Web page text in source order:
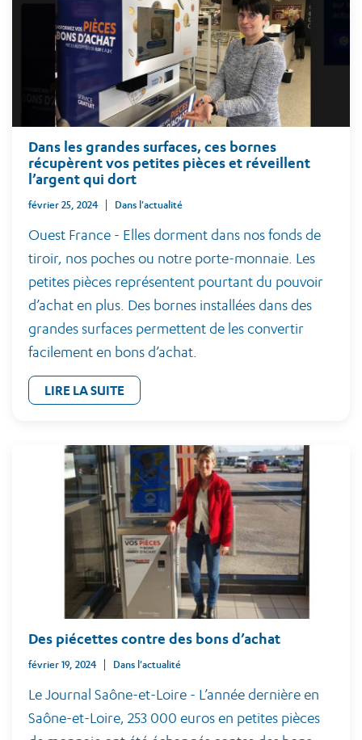
Dans les grandes surfaces, ces bornes
récupèrent vos petites pièces et réveillent
l’argent qui dort
février 25, 2024 Dans l'actualité
Ouest France - Elles dorment dans nos fonds de
tiroir, nos poches ou notre porte-monnaie. Les
petites pièces représentent pourtant du pouvoir
d’achat en plus. Des bornes installées dans des
grandes surfaces permettent de les convertir
facilement en bons d’achat.
LIRE LA SUITE
Des piécettes contre des bons d’achat
février 19, 2024 Dans l'actualité
Le Journal Saône-et-Loire - L’année dernière en
Saône-et-Loire, 253 000 euros en petites pièces